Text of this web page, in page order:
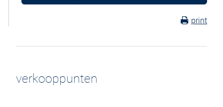
print
verkooppunten